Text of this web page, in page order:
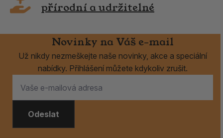
přírodní a udržitelné
Novinky na Váš e-mail
Už nikdy nezmeškejte naše novinky, akce a speciální
nabídky. Přihlášení můžete kdykoliv zrušit.
Odeslat